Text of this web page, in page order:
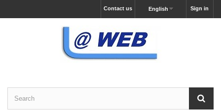
Sign in
English
Contact us